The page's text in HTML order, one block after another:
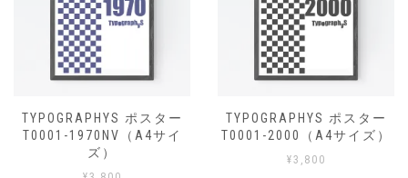
TYPOGRAPHYS ポスター
T0001-1970NV（A4サイ
ズ）
TYPOGRAPHYS ポスター
T0001-2000（A4サイズ）
¥3,800